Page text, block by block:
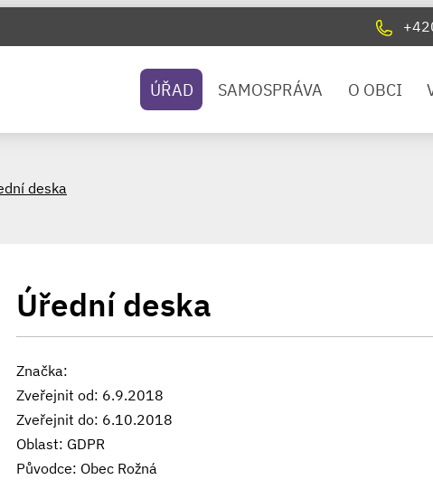
ÚŘAD SAMOSPRÁVA O OBCI
deska
Úřední deska
Značka:
Zveřejnit od: 6.9.2018
Zveřejnit do: 6.10.2018
Oblast: GDPR
Původce: Obec Rožná